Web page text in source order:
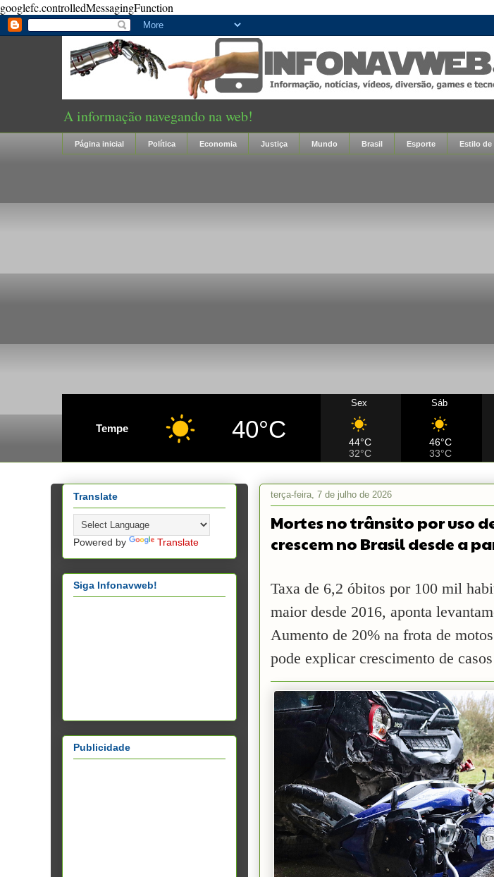
googlefc.controlledMessagingFunction
A informação navegando na web!
Página inicial Política Economia Justiça Mundo Brasil Esporte Estilo de
Tempe 40°C
Sex
44°C
32°C
Sáb
46°C
33°C
terça-feira, 7 de julho de 2026
Mortes no trânsito por uso
crescem no Brasil desde a
Taxa de 6,2 óbitos por 100 mil
maior desde 2016, aponta
Aumento de 20% na frota de
pode explicar crescimento de casos
Translate
Powered by Translate
Siga Infonavweb!
Publicidade